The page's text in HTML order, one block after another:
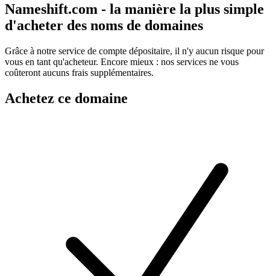
Nameshift.com - la manière la plus simple
d'acheter des noms de domaines
Grâce à notre service de compte dépositaire, il n'y aucun risque pour
vous en tant qu'acheteur. Encore mieux : nos services ne vous
coûteront aucuns frais supplémentaires.
Achetez ce domaine